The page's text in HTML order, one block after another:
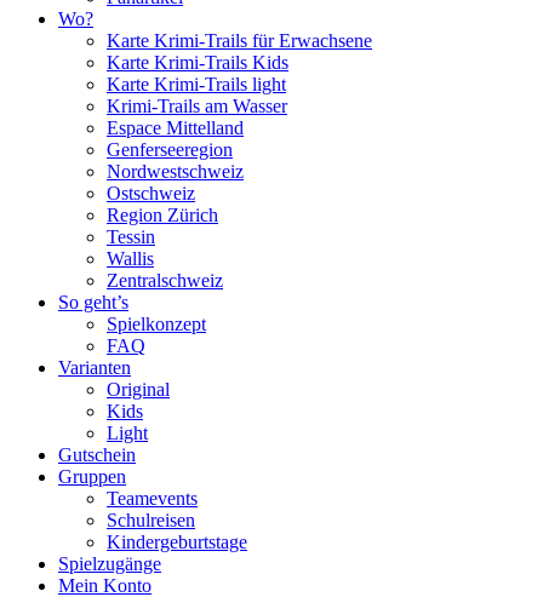
Wo?
Karte Krimi-Trails für Erwachsene
Karte Krimi-Trails Kids
Karte Krimi-Trails light
Krimi-Trails am Wasser
Espace Mittelland
Genferseeregion
Nordwestschweiz
Ostschweiz
Region Zürich
Tessin
Wallis
Zentralschweiz
So geht’s
Spielkonzept
FAQ
Varianten
Original
Kids
Light
Gutschein
Gruppen
Teamevents
Schulreisen
Kindergeburtstage
Spielzugänge
Mein Konto